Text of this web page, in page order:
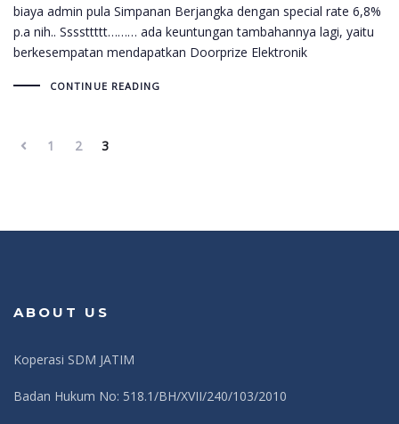
biaya admin pula Simpanan Berjangka dengan special rate 6,8%
p.a nih.. Ssssttttt……… ada keuntungan tambahannya lagi, yaitu
berkesempatan mendapatkan Doorprize Elektronik
CONTINUE READING
1 2 3
ABOUT US
Koperasi SDM JATIM
Badan Hukum No: 518.1/BH/XVII/240/103/2010